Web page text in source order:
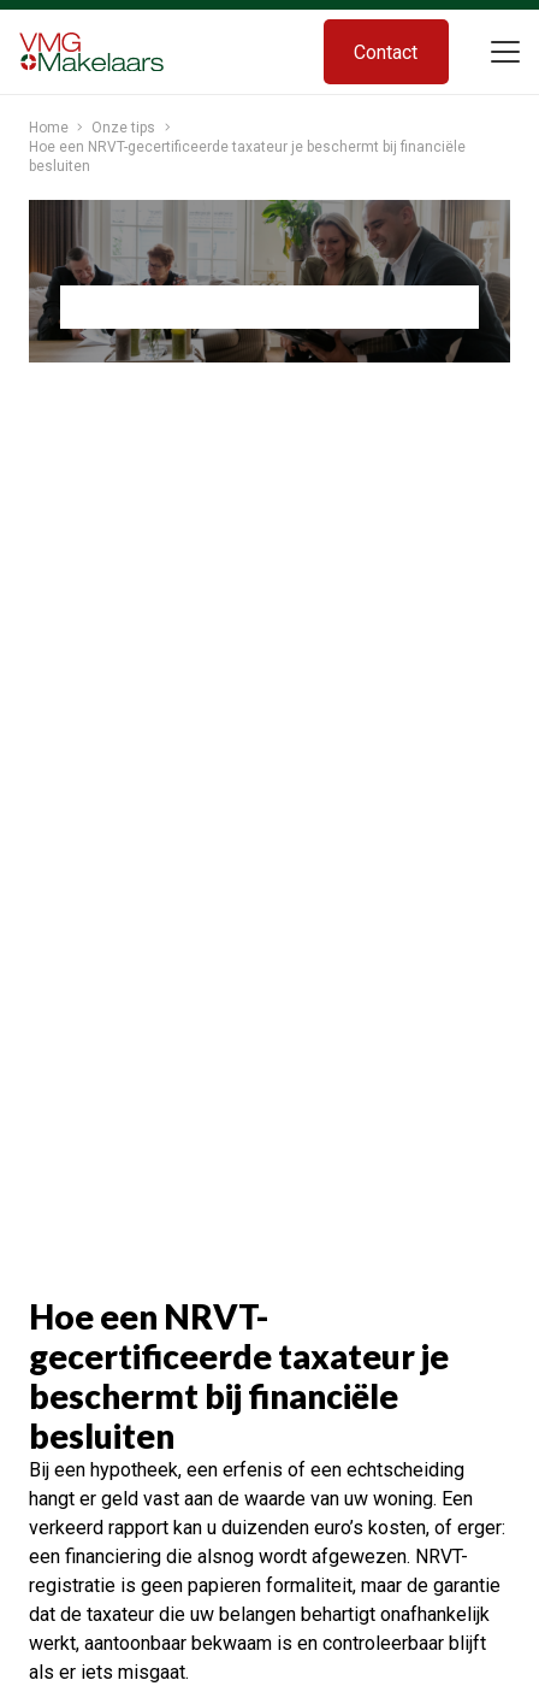
Contact
Home
Onze tips
Hoe een NRVT-gecertificeerde taxateur je beschermt bij financiële
besluiten
Hoe een NRVT-
gecertificeerde taxateur je
beschermt bij financiële
besluiten
Bij een hypotheek, een erfenis of een echtscheiding
hangt er geld vast aan de waarde van uw woning. Een
verkeerd rapport kan u duizenden euro’s kosten, of erger:
een financiering die alsnog wordt afgewezen. NRVT-
registratie is geen papieren formaliteit, maar de garantie
dat de taxateur die uw belangen behartigt onafhankelijk
werkt, aantoonbaar bekwaam is en controleerbaar blijft
als er iets misgaat.